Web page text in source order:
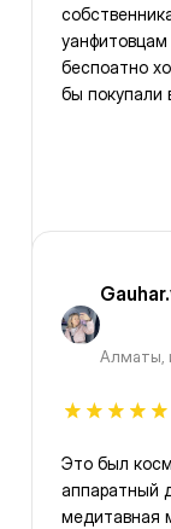
беспоатно
бы покупали
Алматы,
Это был
аппаратный для
медитавная